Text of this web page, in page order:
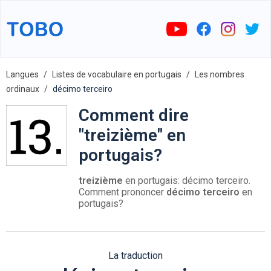
Langues Listes de vocabulaire en portugais
Les nombres
ordinaux
décimo terceiro
Comment dire
"treizième" en
portugais?
treizième en portugais: décimo terceiro.
Comment prononcer décimo terceiro en
portugais?
La traduction